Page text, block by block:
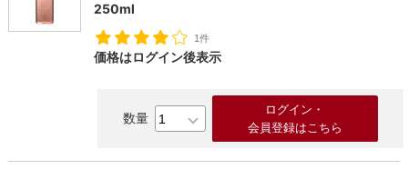
250ml
1件
価格はログイン後表示
ログイン・
会員登録はこちら